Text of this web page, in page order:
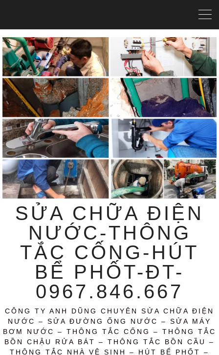
SỬA CHỮA ĐIỆN
NƯỚC-THÔNG
TẮC CỐNG-HÚT
BỂ PHỐT-ĐT-
0967.846.667
CÔNG TY ANH DŨNG CHUYÊN SỬA CHỮA ĐIỆN
NƯỚC – SỬA ĐƯỜNG ỐNG NƯỚC – SỬA MÁY
BƠM NƯỚC – THÔNG TẮC CỐNG – THÔNG TẮC
BỒN CHẬU RỬA BÁT – THÔNG TẮC BỒN CẦU –
THÔNG TẮC NHÀ VỆ SINH – HÚT BỂ PHỐT –